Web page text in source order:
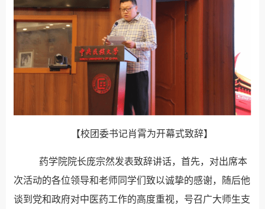
【校团委书记肖霄为开幕式致辞】
药学院院长庞宗然发表致辞讲话，首先，对出席本
次活动的各位领导和老师同学们致以诚挚的感谢，随后他
谈到党和政府对中医药工作的高度重视，号召广大师生支